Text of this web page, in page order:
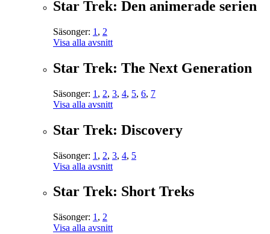
Star Trek: Den animerade serien
Säsonger: 1 , 2
Visa alla avsnitt
Star Trek: The Next Generation
Säsonger: 1 , 2, 3, 4, 5, 6, 7
Visa alla avsnitt
Star Trek: Discovery
Säsonger: 1 , 2, 3, 4, 5
Visa alla avsnitt
Star Trek: Short Treks
Säsonger: 1 , 2
Visa alla avsnitt